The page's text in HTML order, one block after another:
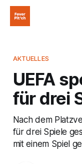
AKTUELLES
UEFA
für drei
Nach dem
für drei Spiele
mit einem Spiel